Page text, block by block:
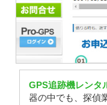
GPS追跡機レンタ
器の中でも、探偵